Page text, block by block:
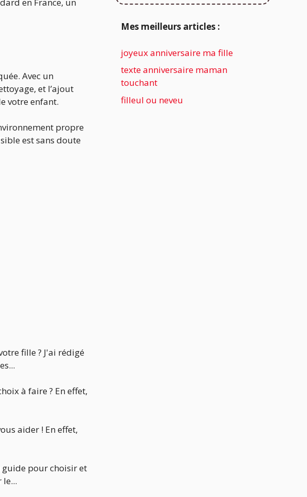
Avec un
et l’ajout
votre enfant.
propre
est sans doute
fille ? J'ai rédigé
à faire ? En effet,
aider ! En effet,
guide pour choisir et
Mes meilleurs articles :
joyeux anniversaire ma fille
texte anniversaire maman
touchant
filleul ou neveu